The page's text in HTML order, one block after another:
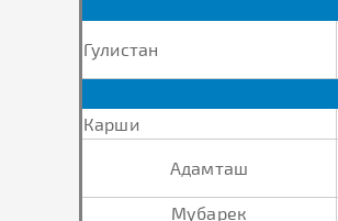
Гулистан
Карши
Адамташ
Мубарек